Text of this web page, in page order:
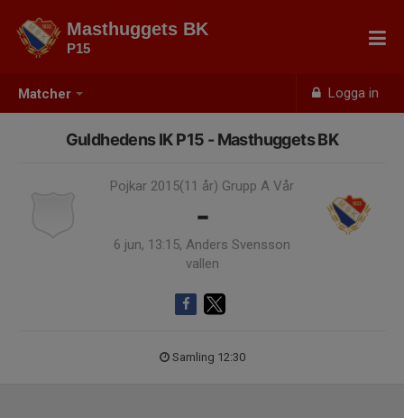
Matcher Logga in
Masthuggets BK
P15
Guldhedens IK P15 - Masthuggets BK
Pojkar 2015(11 år) Grupp A Vår
-
6 jun, 13:15, Anders Svensson
vallen
Samling 12:30